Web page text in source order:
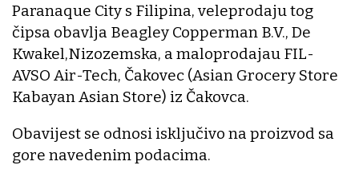
Paranaque City s Filipina, veleprodaju tog
čipsa obavlja Beagley Copperman B.V., De
Kwakel,Nizozemska, a maloprodajau FIL-
AVSO Air-Tech, Čakovec (Asian Grocery Store
Kabayan Asian Store) iz Čakovca.
Obavijest se odnosi isključivo na proizvod sa
gore navedenim podacima.